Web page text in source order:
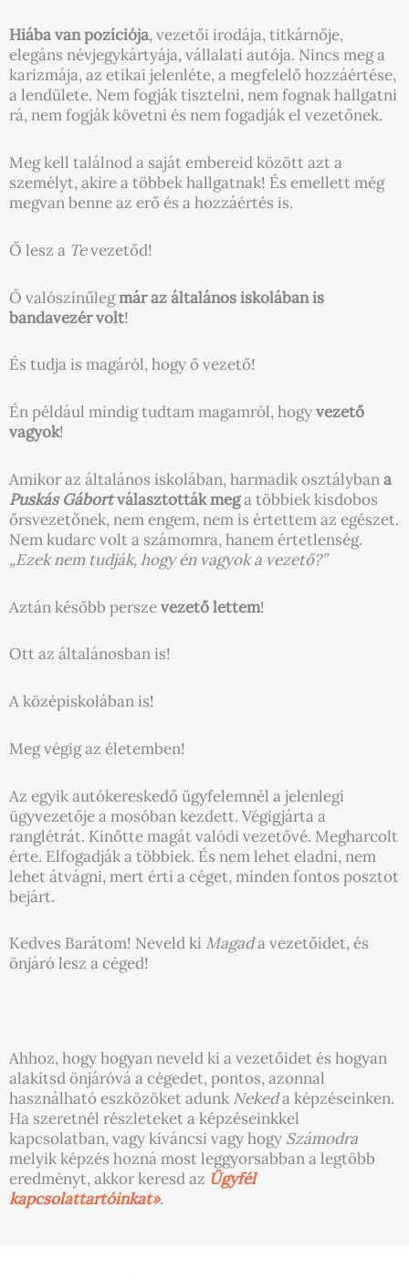
Hiába van pozíciója, vezetői irodája, titkárnője,
elegáns névjegykártyája, vállalati autója. Nincs meg a
karizmája, az etikai jelenléte, a megfelelő hozzáértése,
a lendülete. Nem fogják tisztelni, nem fognak hallgatni
rá, nem fogják követni és nem fogadják el vezetőnek.
Meg kell találnod a saját embereid között azt a
személyt, akire a többek hallgatnak! És emellett még
megvan benne az erő és a hozzáértés is.
Ő lesz a Tevezetőd!
Ő valószínűlegmár az általános iskolában is
bandavezér volt!
És tudja is magáról, hogy ő vezető!
Én például mindig tudtam magamról, hogyvezető
vagyok!
Amikor az általános iskolában, harmadik osztálybana
Puskás Gábortválasztották mega többiek kisdobos
őrsvezetőnek, nem engem, nem is értettem az egészet.
Nem kudarc volt a számomra, hanem értetlenség.
„Ezek nem tudják, hogy én vagyok a vezető?”
Aztán később perszevezető lettem!
Ott az általánosban is!
A középiskolában is!
Meg végig az életemben!
Az egyik autókereskedő ügyfelemnél a jelenlegi
ügyvezetője a mosóban kezdett. Végigjárta a
ranglétrát. Kinőtte magát valódi vezetővé. Megharcolt
érte. Elfogadják a többiek. És nem lehet eladni, nem
lehet átvágni, mert érti a céget, minden fontos posztot
bejárt.
Kedves Barátom! Neveld ki Magada vezetőidet, és
önjáró lesz a céged!
Ahhoz, hogy hogyan neveld ki a vezetőidet és hogyan
alakítsd önjáróvá a cégedet, pontos, azonnal
használható eszközöket adunk Nekeda képzéseinken.
Ha szeretnél részleteket a képzéseinkkel
kapcsolatban, vagy kíváncsi vagy hogy Számodra
melyik képzés hozná most leggyorsabban a legtöbb
eredményt, akkor keresd az Ügyfél
kapcsolattartóinkat».